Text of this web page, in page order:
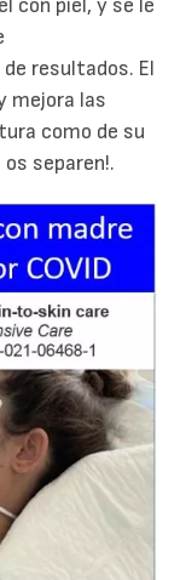
con piel, y se le
resultados. El
mejora las
como de su
os separen!.